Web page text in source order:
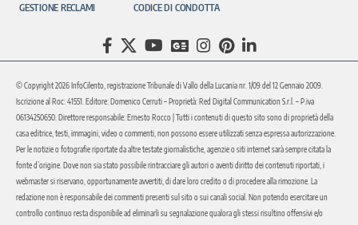
GESTIONE RECLAMI CODICE DI CONDOTTA
© Copyright 2026 InfoCilento, registrazione Tribunale di Vallo della Lucania nr. 1/09 del 12 Gennaio 2009.
Iscrizione al Roc: 41551. Editore: Domenico Cerruti – Proprietà: Red Digital Communication S.r.l. – P.iva
06134250650. Direttore responsabile: Ernesto Rocco | Tutti i contenuti di questo sito sono di proprietà della
casa editrice, testi, immagini, video o commenti, non possono essere utilizzati senza espressa autorizzazione.
Per le notizie o fotografie riportate da altre testate giornalistiche, agenzie o siti internet sarà sempre citata la
fonte d’origine. Dove non sia stato possibile rintracciare gli autori o aventi diritto dei contenuti riportati, i
webmaster si riservano, opportunamente avvertiti, di dare loro credito o di procedere alla rimozione. La
redazione non è responsabile dei commenti presenti sul sito o sui canali social. Non potendo esercitare un
controllo continuo resta disponibile ad eliminarli su segnalazione qualora gli stessi risultino offensivi e/o